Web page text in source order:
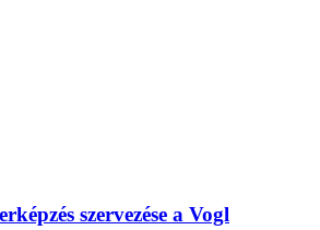
szervezése a Vogl